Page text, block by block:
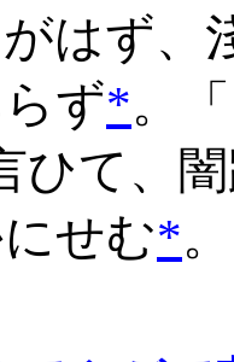
はず、
ず*。
ひて、
せむ*。